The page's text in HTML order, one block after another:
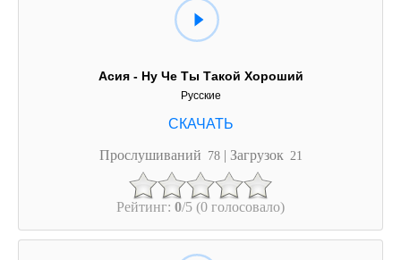
Асия - Ну Че Ты Такой Хороший
Русские
Прослушиваний 78 | Загрузок 21
Рейтинг: 0/5 (0 голосовало)